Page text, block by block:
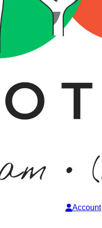
Account